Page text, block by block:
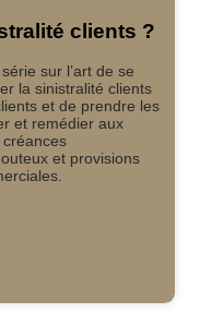
clients ?
sur l’art de se
la sinistralité clients
et de prendre les
et remédier aux
et provisions